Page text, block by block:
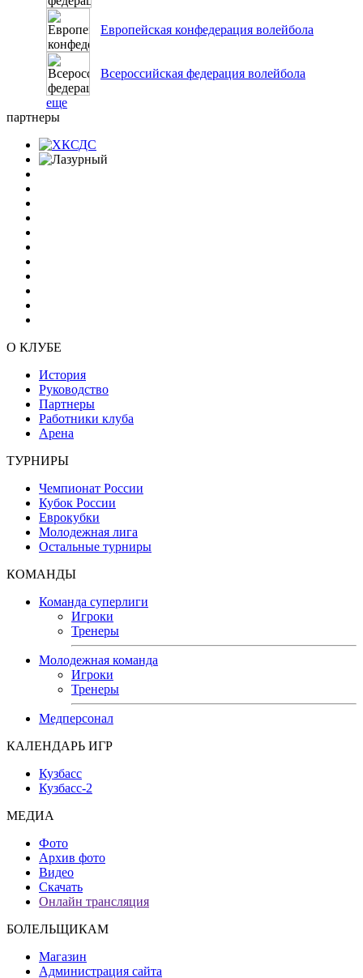
Европейская конфедерация волейбола
Всероссийская федерация волейбола
еще
партнеры
О КЛУБЕ
История
Руководство
Партнеры
Работники клуба
Арена
ТУРНИРЫ
Чемпионат России
Кубок России
Еврокубки
Молодежная лига
Остальные турниры
КОМАНДЫ
Команда суперлиги
Игроки
Тренеры
Молодежная команда
Игроки
Тренеры
Медперсонал
КАЛЕНДАРЬ ИГР
Кузбасс
Кузбасс-2
МЕДИА
Фото
Архив фото
Видео
Скачать
Онлайн трансляция
БОЛЕЛЬЩИКАМ
Магазин
Администрация сайта